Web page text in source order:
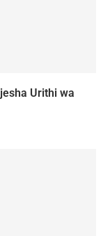
Urithi wa